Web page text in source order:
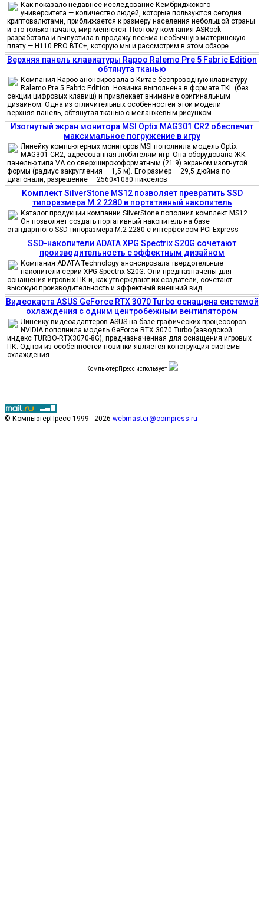
Как показало недавнее исследование Кембриджского
университета — количество людей, которые пользуются сегодня
криптовалютами, приближается к размеру населения небольшой страны
и это только начало, мир меняется. Поэтому компания ASRock
разработала и выпустила в продажу весьма необычную материнскую
плату — H110 PRO BTC+, которую мы и рассмотрим в этом обзоре
Верхняя панель клавиатуры Rapoo Ralemo Pre 5 Fabric Edition
обтянута тканью
Компания Rapoo анонсировала в Китае беспроводную клавиатуру
Ralemo Pre 5 Fabric Edition. Новинка выполнена в формате TKL (без
секции цифровых клавиш) и привлекает внимание оригинальным
дизайном. Одна из отличительных особенностей этой модели —
верхняя панель, обтянутая тканью с меланжевым рисунком
Изогнутый экран монитора MSI Optix MAG301 CR2 обеспечит
максимальное погружение в игру
Линейку компьютерных мониторов MSI пополнила модель Optix
MAG301 CR2, адресованная любителям игр. Она оборудована ЖК-
панелью типа VA со сверхширокоформатным (21:9) экраном изогнутой
формы (радиус закругления — 1,5 м). Его размер — 29,5 дюйма по
диагонали, разрешение — 2560×1080 пикселов
Комплект SilverStone MS12 позволяет превратить SSD
типоразмера M.2 2280 в портативный накопитель
Каталог продукции компании SilverStone пополнил комплект MS12.
Он позволяет создать портативный накопитель на базе
стандартного SSD типоразмера M.2 2280 с интерфейсом PCI Express
SSD-накопители ADATA XPG Spectrix S20G сочетают
производительность с эффектным дизайном
Компания ADATA Technology анонсировала твердотельные
накопители серии XPG Spectrix S20G. Они предназначены для
оснащения игровых ПК и, как утверждают их создатели, сочетают
высокую производительность и эффектный внешний вид
Видеокарта ASUS GeForce RTX 3070 Turbo оснащена системой
охлаждения с одним центробежным вентилятором
Линейку видеоадаптеров ASUS на базе графических процессоров
NVIDIA пополнила модель GeForce RTX 3070 Turbo (заводской
индекс TURBO-RTX3070-8G), предназначенная для оснащения игровых
ПК. Одной из особенностей новинки является конструкция системы
охлаждения
КомпьютерПресс использует
© КомпьютерПресс 1999 - 2026 webmaster@compress.ru